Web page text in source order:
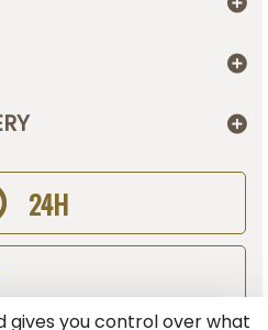
24H
gives you control over what